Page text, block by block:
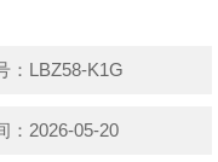
布线均可
：LBZ58-K1G
：2026-05-20